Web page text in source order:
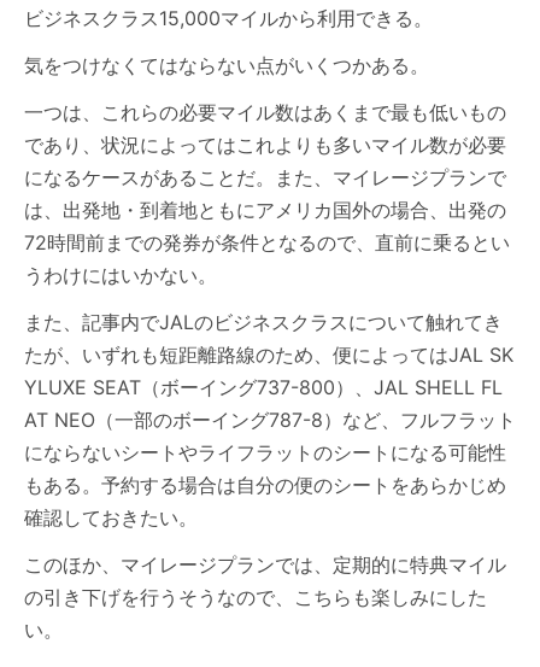
ビジネスクラス15,000マイルから利用できる。
気をつけなくてはならない点がいくつかある。
一つは、これらの必要マイル数はあくまで最も低いもの
であり、状況によってはこれよりも多いマイル数が必要
になるケースがあることだ。また、マイレージプランで
は、出発地・到着地ともにアメリカ国外の場合、出発の
72時間前までの発券が条件となるので、直前に乗るとい
うわけにはいかない。
また、記事内でJALのビジネスクラスについて触れてき
たが、いずれも短距離路線のため、便によってはJAL SK
YLUXE SEAT（ボーイング737-800）、JAL SHELL FL
AT NEO（一部のボーイング787-8）など、フルフラット
にならないシートやライフラットのシートになる可能性
もある。予約する場合は自分の便のシートをあらかじめ
確認しておきたい。
このほか、マイレージプランでは、定期的に特典マイル
の引き下げを行うそうなので、こちらも楽しみにした
い。